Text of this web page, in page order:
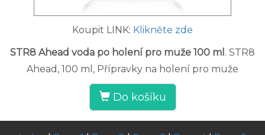
Koupit LINK: Klikněte zde
STR8 Ahead voda po holení pro muže 100 ml . STR8
Ahead, 100 ml, Přípravky na holení pro muže
Do košíku